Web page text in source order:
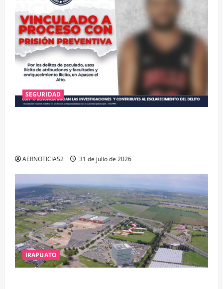
SEGURIDAD
AERNOTICIAS2 31 de julio de 2026
IRAPUATO